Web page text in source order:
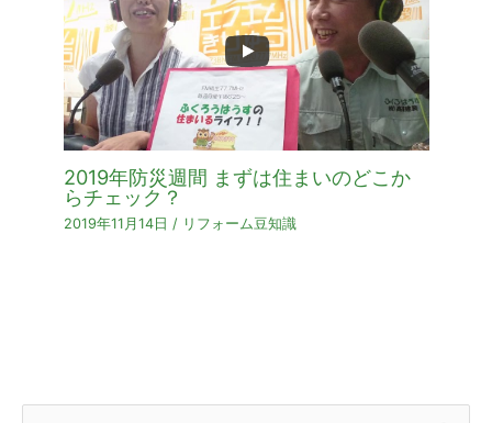
2019年防災週間 まずは住まいのどこか
らチェック？
2019年11月14日 / リフォーム豆知識